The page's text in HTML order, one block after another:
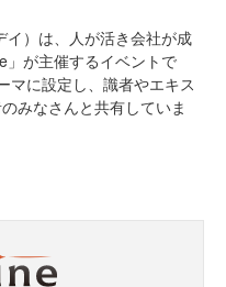
イ）は、人が活き会社が成
」が主催するイベントで
マに設定し、識者やエキス
みなさんと共有していま